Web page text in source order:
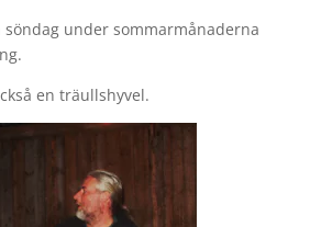
under sommarmånaderna
en träullshyvel.